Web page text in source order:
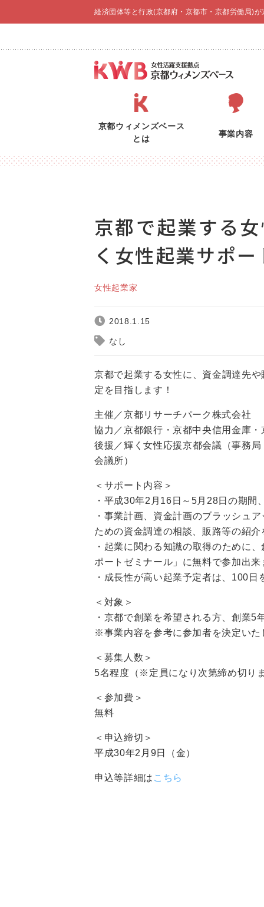
経済団体等と行政(京都府・京都市・京都労働局)
京都ウィメンズベース
とは
事業内容
京都で起業する
く女性起業サポ
女性起業家
2018.1.15
なし
京都で起業する女性に、資金調達先
定を目指します！
主催／京都リサーチパーク株式会社
協力／京都銀行・京都中央信用金庫・
後援／輝く女性応援京都会議（事務
会議所）
＜サポート内容＞
・平成30年2月16日～5月28日の期間
・事業計画、資金計画のブラッシュ
ための資金調達の相談、販路等の紹
・起業に関わる知識の取得のために
ポートゼミナール」に無料で参加出来
・成長性が高い起業予定者は、100
＜対象＞
・京都で創業を希望される方、創業5
※事業内容を参考に参加者を決定いた
＜募集人数＞
5名程度（※定員になり次第締め切り
＜参加費＞
無料
＜申込締切＞
平成30年2月9日（金）
申込等詳細は こちら